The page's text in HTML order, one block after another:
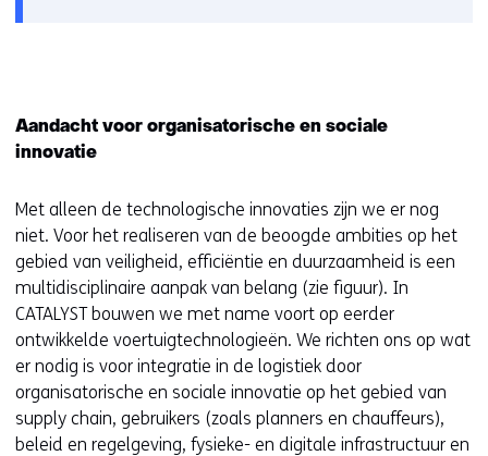
Aandacht voor organisatorische en sociale
innovatie
Met alleen de technologische innovaties zijn we er nog
niet. Voor het realiseren van de beoogde ambities op het
gebied van veiligheid, efficiëntie en duurzaamheid is een
multidisciplinaire aanpak van belang (zie figuur). In
CATALYST bouwen we met name voort op eerder
ontwikkelde voertuigtechnologieën. We richten ons op wat
er nodig is voor integratie in de logistiek door
organisatorische en sociale innovatie op het gebied van
supply chain, gebruikers (zoals planners en chauffeurs),
beleid en regelgeving, fysieke- en digitale infrastructuur en